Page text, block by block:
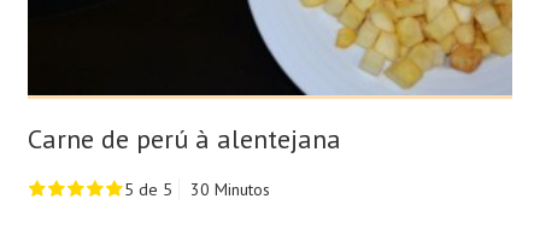
Carne de perú à alentejana
5 de 5 30 Minutos